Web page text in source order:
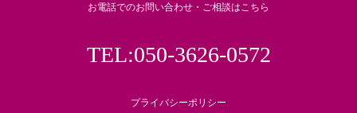
お電話でのお問い合わせ・ご相談はこちら
TEL:050-3626-0572
プライバシーポリシー